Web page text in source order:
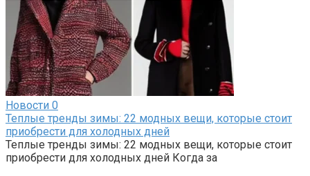
Новости 0
Теплые тренды зимы: 22 модных вещи, которые стоит
приобрести для холодных дней
Теплые тренды зимы: 22 модных вещи, которые стоит
приобрести для холодных дней Когда за